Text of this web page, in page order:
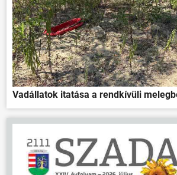
Vadállatok itatása a rendkívüli